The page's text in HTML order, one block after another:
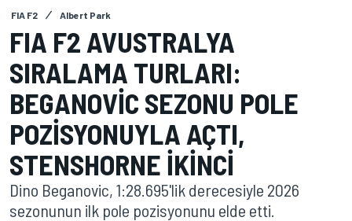
FIA F2 Albert Park
FIA F2 AVUSTRALYA
SIRALAMA TURLARI:
BEGANOVIC SEZONU POLE
POZISYONUYLA AÇTI,
STENSHORNE IKINCI
Dino Beganovic, 1:28.695'lik derecesiyle 2026
sezonunun ilk pole pozisyonunu elde etti.